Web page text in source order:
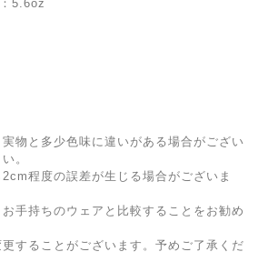
5.6oz
物と多少色味に違いがある場合がござい
。
程度の誤差が生じる場合がございま
手持ちのウェアと比較することをお勧め
することがございます。予めご了承くだ